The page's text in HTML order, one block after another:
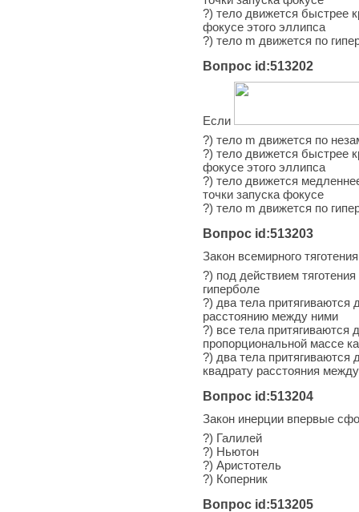
?) тело движется быстрее
фокусе этого эллипса
?) тело m движется по
Вопрос id:513202
Если
?) тело m движется по
?) тело движется быстрее
фокусе этого эллипса
?) тело движется
точки запуска фокусе
?) тело m движется по
Вопрос id:513203
Закон всемирного
?) под действием
гиперболе
?) два тела притягиваются
расстоянию между ними
?) все тела притягиваются
пропорциональной массе
?) два тела притягиваются
квадрату расстояния
Вопрос id:513204
Закон инерции впервые
?) Галилей
?) Ньютон
?) Аристотель
?) Коперник
Вопрос id:513205